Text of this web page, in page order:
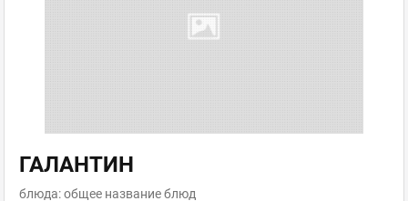
ГАЛАНТИН
блюда: общее название блюд